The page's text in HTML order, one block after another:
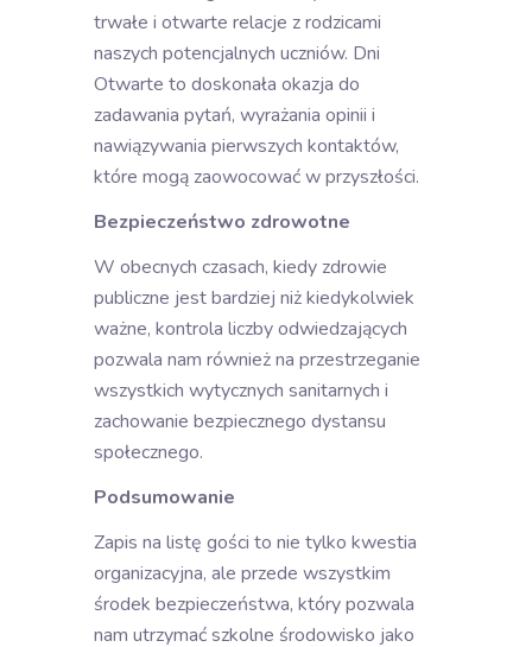
trwałe i otwarte relacje z rodzicami
naszych potencjalnych uczniów. Dni
Otwarte to doskonała okazja do
zadawania pytań, wyrażania opinii i
nawiązywania pierwszych kontaktów,
które mogą zaowocować w przyszłości.
Bezpieczeństwo zdrowotne
W obecnych czasach, kiedy zdrowie
publiczne jest bardziej niż kiedykolwiek
ważne, kontrola liczby odwiedzających
pozwala nam również na przestrzeganie
wszystkich wytycznych sanitarnych i
zachowanie bezpiecznego dystansu
społecznego.
Podsumowanie
Zapis na listę gości to nie tylko kwestia
organizacyjna, ale przede wszystkim
środek bezpieczeństwa, który pozwala
nam utrzymać szkolne środowisko jako